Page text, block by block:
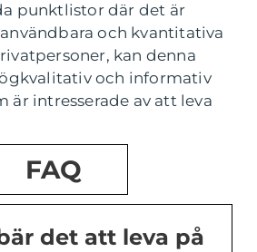
punktlistor där det är
och kvantitativa
kan denna
och informativ
är intresserade av att leva
FAQ
det att leva på